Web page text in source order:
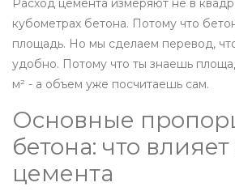
Расход цемента измеряют не в
кубометрах бетона. Потому что
площадь. Но мы сделаем перевод,
удобно. Потому что ты знаешь
м² - а объем уже посчитаешь сам.
Основные
бетона: что
цемента